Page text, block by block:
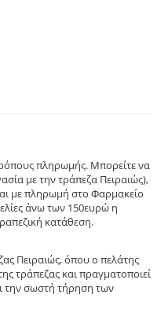
πληρωμής. Μπορείτε να
με την τράπεζα Πειραιώς),
με πληρωμή στο Φαρμακείο
άνω των 150ευρώ η
κατάθεση.
Πειραιώς, όπου ο πελάτης
τράπεζας και πραγματοποιεί
την σωστή τήρηση των